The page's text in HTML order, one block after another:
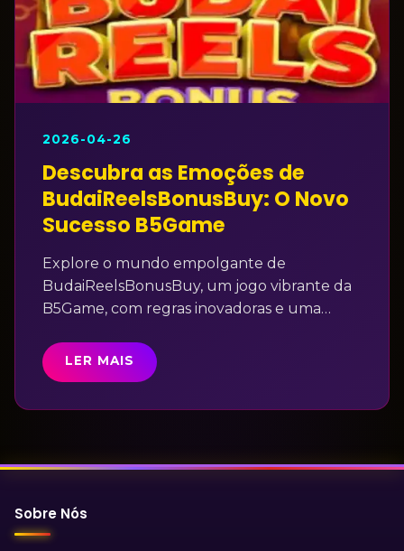
2026-04-26
Descubra as Emoções de
BudaiReelsBonusBuy: O Novo
Sucesso B5Game
Explore o mundo empolgante de
BudaiReelsBonusBuy, um jogo vibrante da
B5Game, com regras inovadoras e uma
LER MAIS
Sobre Nós